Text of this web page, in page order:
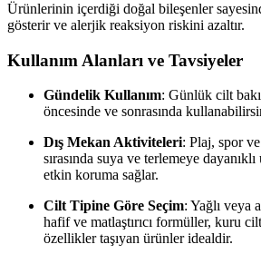
Ürünlerinin içerdiği doğal bileşenler
gösterir ve alerjik reaksiyon riskini azaltır.
Kullanım Alanları ve Tavsiyeler
Gündelik Kullanım: Günlük cilt
öncesinde ve sonrasında
Dış Mekan Aktiviteleri: Plaj, spor
sırasında suya ve terlemeye
etkin koruma sağlar.
Cilt Tipine Göre Seçim: Yağlı veya
hafif ve matlaştırıcı formüller, kuru
özellikler taşıyan ürünler idealdir.